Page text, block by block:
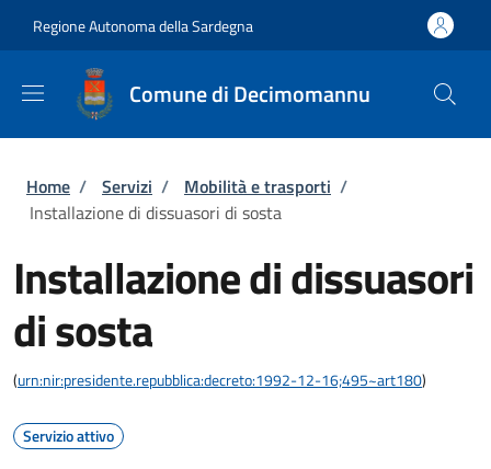
Regione Autonoma della Sardegna
Comune di Decimomannu
Briciole di pane
Home / Servizi / Mobilità e trasporti /
Installazione di dissuasori di sosta
Installazione di dissuasori
di sosta
(urn:nir:presidente.repubblica:decreto:1992-12-16;495~art180)
Servizio attivo